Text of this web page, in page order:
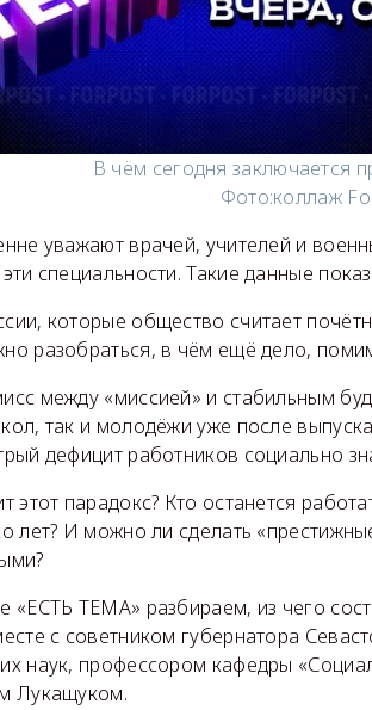
В чём сегодня заключается
Фото:коллаж
уважают врачей, учителей и
специальности. Такие данные
которые общество считает
разобраться, в чём ещё дело,
между «миссией» и стабильным
так и молодёжи уже после
дефицит работников социально
этот парадокс? Кто останется
лет? И можно ли сделать
«ЕСТЬ ТЕМА» разбираем, из чего
с советником губернатора
наук, профессором кафедры
Лукащуком.